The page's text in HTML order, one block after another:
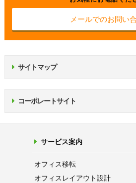
メールでのお問い
サイトマップ
コーポレートサイト
サービス案内
オフィス移転
オフィス レイアウト設計